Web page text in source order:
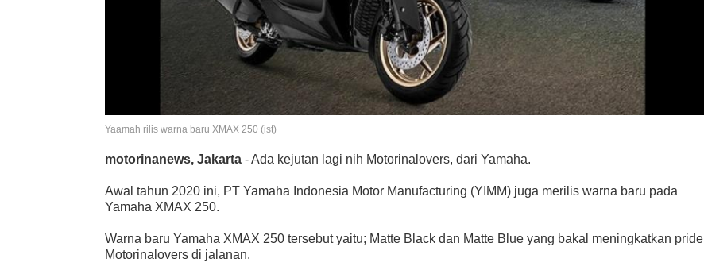
Yaamah rilis warna baru XMAX 250 (ist)
motorinanews, Jakarta - Ada kejutan lagi nih Motorinalovers, dari Yamaha.
Awal tahun 2020 ini, PT Yamaha Indonesia Motor Manufacturing (YIMM) juga merilis warna baru pada
Yamaha XMAX 250.
Warna baru Yamaha XMAX 250 tersebut yaitu; Matte Black dan Matte Blue yang bakal meningkatkan pride
Motorinalovers di jalanan.